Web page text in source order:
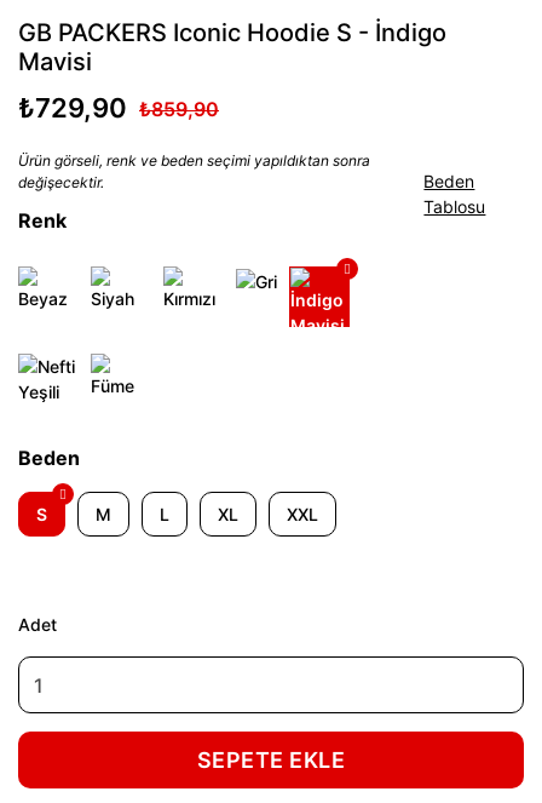
GB PACKERS Iconic Hoodie S - İndigo
Mavisi
₺729,90 ₺859,90
Ürün görseli, renk ve beden seçimi yapıldıktan sonra
değişecektir.
Renk
Beden
S M L XL XXL
Beden
Tablosu
Adet
SEPETE EKLE